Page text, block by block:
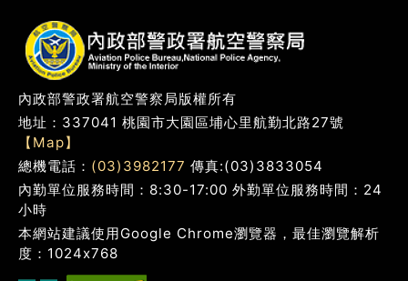
內政部警政署航空警察局版權所有
地址：337041 桃園市大園區埔心里航勤北路27號
【Map】
總機電話： (03)3982177 傳真:(03)3833054
內勤單位服務時間：8:30-17:00 外勤單位服務時間：24
小時
本網站建議使用Google Chrome瀏覽器，最佳瀏覽解析
度：1024x768